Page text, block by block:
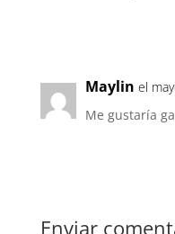
Maylin el
Me gustaría
Enviar